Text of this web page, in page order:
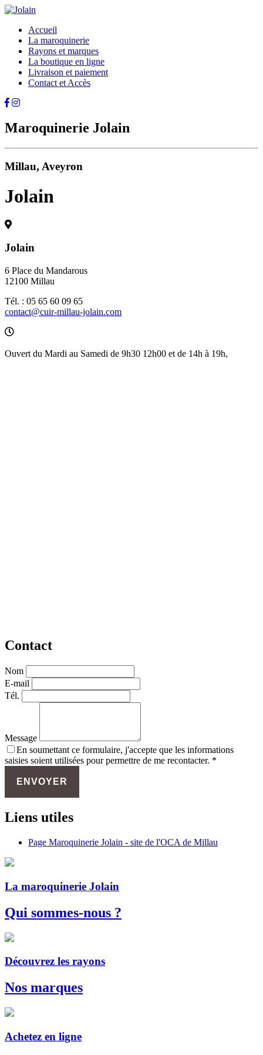
Accueil
La maroquinerie
Rayons et marques
La boutique en ligne
Livraison et paiement
Contact et Accès
Maroquinerie Jolain
Millau, Aveyron
Jolain
Jolain
6 Place du Mandarous
12100 Millau
Tél. : 05 65 60 09 65
contact@cuir-millau-jolain.com
Ouvert du Mardi au Samedi de 9h30 12h00 et de 14h à 19h,
Contact
Nom
E-mail
Tél.
Message
En soumettant ce formulaire, j'accepte que les informations
saisies soient utilisées pour permettre de me recontacter. *
ENVOYER
Liens utiles
Page Maroquinerie Jolain - site de l'OCA de Millau
La maroquinerie Jolain
Qui sommes-nous ?
Découvrez les rayons
Nos marques
Achetez en ligne